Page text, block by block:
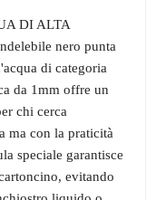
DI ALTA
nero punta
di categoria
da 1mm offre un
chi cerca
ma con la praticità
speciale garantisce
evitando